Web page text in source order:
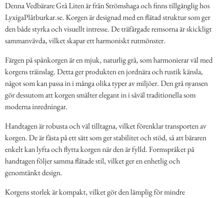
Denna Vedbärare Grå Liten är från Strömshaga och finns tillgänglig hos
LyxigaPlåtburkar.se. Korgen är designad med en flätad struktur som ger
den både styrka och visuellt intresse. De träfärgade remsorna är skickligt
sammanvävda, vilket skapar ett harmoniskt rutmönster.
Färgen på spånkorgen är en mjuk, naturlig grå, som harmonierar väl med
korgens träinslag. Detta ger produkten en jordnära och rustik känsla,
något som kan passa in i många olika typer av miljöer. Den grå nyansen
gör dessutom att korgen smälter elegant in i såväl traditionella som
moderna inredningar.
Handtagen är robusta och väl tilltagna, vilket förenklar transporten av
korgen. De är fästa på ett sätt som ger stabilitet och stöd, så att bäraren
enkelt kan lyfta och flytta korgen när den är fylld. Formspråket på
handtagen följer samma flätade stil, vilket ger en enhetlig och
genomtänkt design.
Korgens storlek är kompakt, vilket gör den lämplig för mindre